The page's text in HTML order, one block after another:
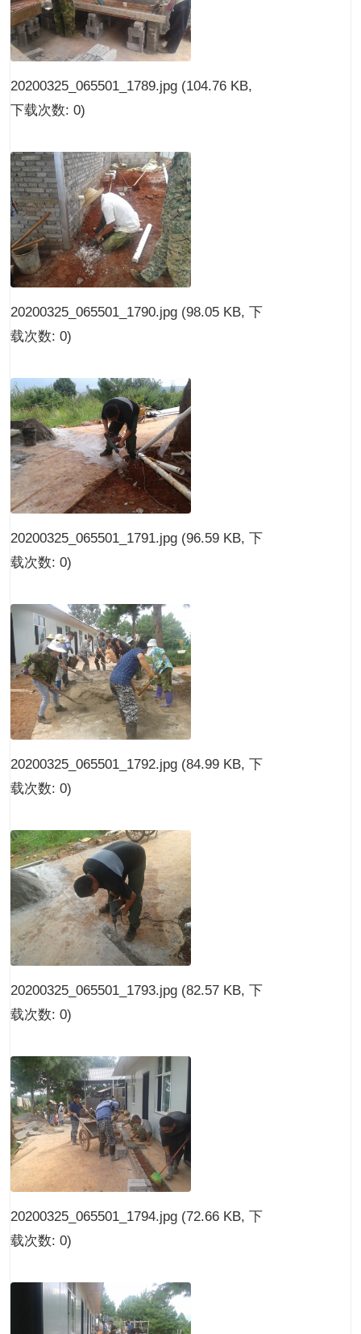
20200325_065501_1789.jpg (104.76 KB,
下载次数: 0)
20200325_065501_1790.jpg (98.05 KB, 下
载次数: 0)
20200325_065501_1791.jpg (96.59 KB, 下
载次数: 0)
20200325_065501_1792.jpg (84.99 KB, 下
载次数: 0)
20200325_065501_1793.jpg (82.57 KB, 下
载次数: 0)
20200325_065501_1794.jpg (72.66 KB, 下
载次数: 0)